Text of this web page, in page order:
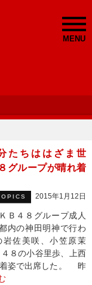
MENU
たちははざま世
グループが晴れ着
2015年1月12日
Ｂ４８グループ成人
内の神田明神で行わ
佐美咲、小笠原茉
８の小谷里歩、上西
着姿で出席した。 昨